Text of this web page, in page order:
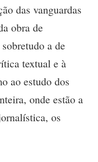
das vanguardas
obra de
a de
textual e à
ao estudo dos
onde estão a
os